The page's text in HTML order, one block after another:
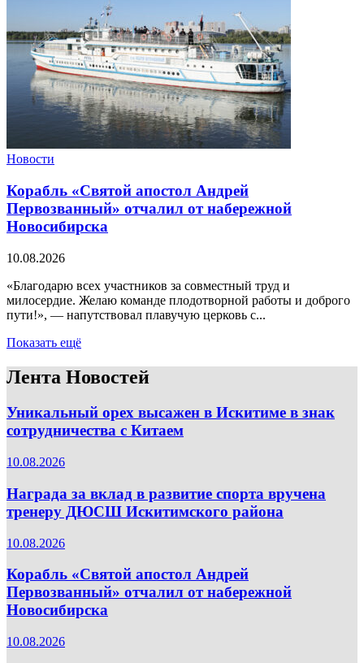
Новости
Корабль «Святой апостол Андрей
Первозванный» отчалил от набережной
Новосибирска
10.08.2026
«Благодарю всех участников за совместный труд и
милосердие. Желаю команде плодотворной работы и доброго
пути!», — напутствовал плавучую церковь с...
Показать ещё
Лента Новостей
Уникальный орех высажен в Искитиме в знак
сотрудничества с Китаем
10.08.2026
Награда за вклад в развитие спорта вручена
тренеру ДЮСШ Искитимского района
10.08.2026
Корабль «Святой апостол Андрей
Первозванный» отчалил от набережной
Новосибирска
10.08.2026